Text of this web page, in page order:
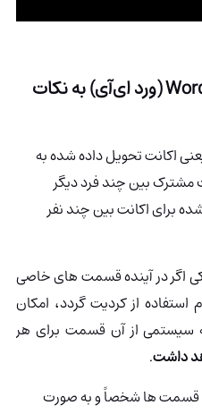
(ورد ای‌آی) به نکات
اکانت تحویل داده شده به
بین چند فرد دیگر
برای اکانت بین چند نفر
اگر در آینده قسمت های خاصی
از کردیت گردد، امکان
سیستمی از آن قسمت برای هر
داشت.
قسمت ها شخصاً و به صورت